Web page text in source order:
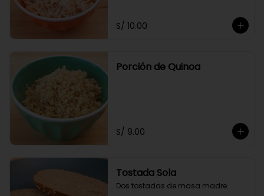
S/ 10.00
Porción de Quinoa
S/ 9.00
Tostada Sola
Dos tostadas de masa madre.